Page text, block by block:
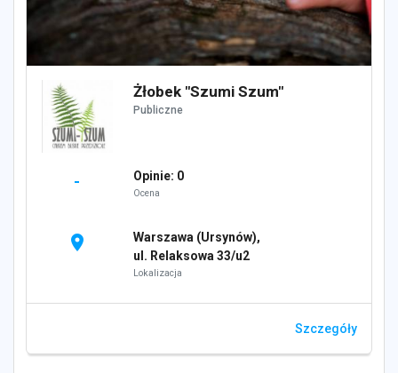
Żłobek "Szumi Szum"
Publiczne
- Opinie: 0
Ocena
location_on
Warszawa (Ursynów),
ul. Relaksowa 33/u2
Lokalizacja
Szczegóły